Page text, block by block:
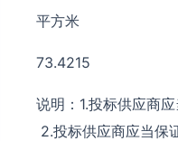
平方米
73.4215
说明：1.投标供应商
2.投标供应商应当保